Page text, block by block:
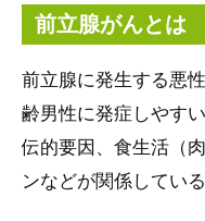
前立腺がんとは
前立腺に発生する悪
齢男性に発症しやす
伝的要因、食生活（
ンなどが関係してい